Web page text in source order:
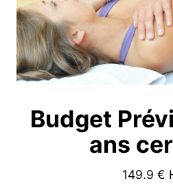
Budget
ans
149.9 €